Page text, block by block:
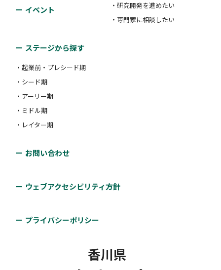
イベント
・研究開発を進めたい
・専門家に相談したい
ステージから探す
・起業前・プレシード期
・シード期
・アーリー期
・ミドル期
・レイター期
お問い合わせ
ウェブアクセシビリティ方針
プライバシーポリシー
香川県